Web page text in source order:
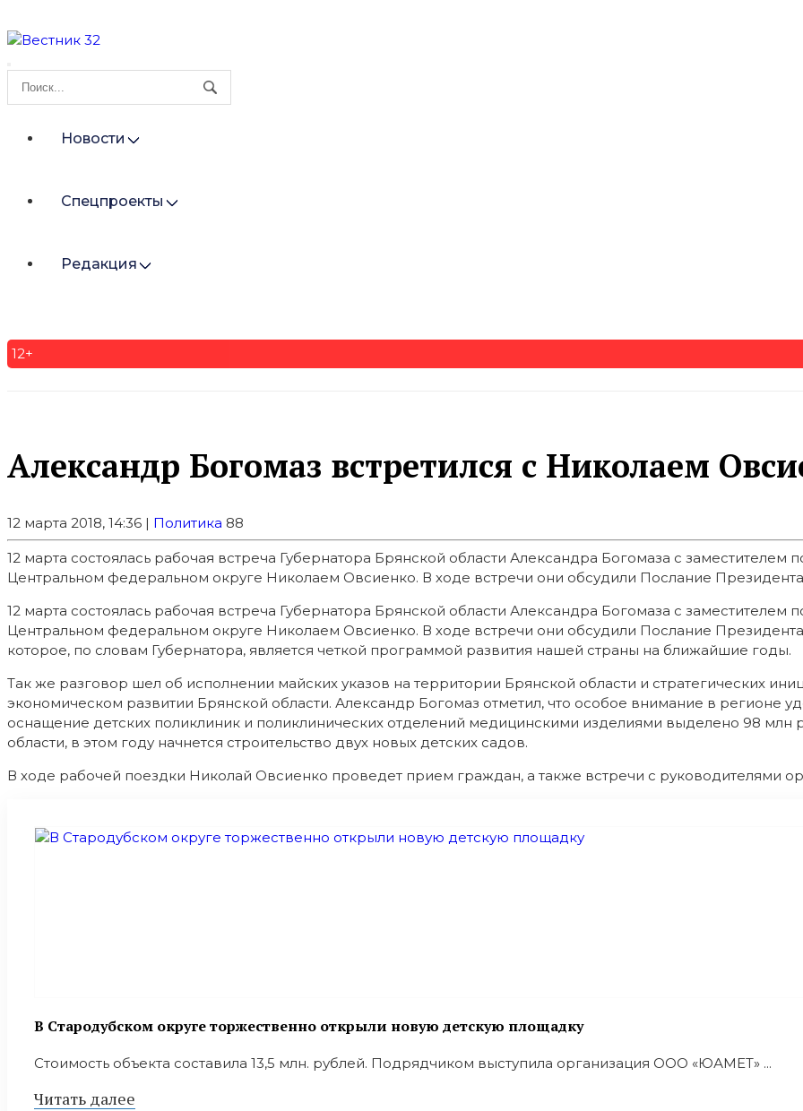
Новости
Спецпроекты
Редакция
12+
Александр Богомаз встретился с Николаем
12 марта 2018, 14:36 | Политика 88
12 марта состоялась рабочая встреча Губернатора Брянской области Александра Богомаза с
Центральном федеральном округе Николаем Овсиенко. В ходе встречи они обсудили Послание Президента
12 марта состоялась рабочая встреча Губернатора Брянской области Александра Богомаза с
Центральном федеральном округе Николаем Овсиенко. В ходе встречи они обсудили Послание
которое, по словам Губернатора, является четкой программой развития нашей страны на ближайшие годы.
Так же разговор шел об исполнении майских указов на территории Брянской области и стратегических
экономическом развитии Брянской области. Александр Богомаз отметил, что особое внимание в регионе
оснащение детских поликлиник и поликлинических отделений медицинскими изделиями выделено 98 млн
области, в этом году начнется строительство двух новых детских садов.
В ходе рабочей поездки Николай Овсиенко проведет прием граждан, а также встречи с руководителями
В Стародубском округе торжественно открыли новую детскую площадку
Стоимость объекта составила 13,5 млн. рублей. Подрядчиком выступила организация ООО «ЮАМЕТ» ...
Читать далее